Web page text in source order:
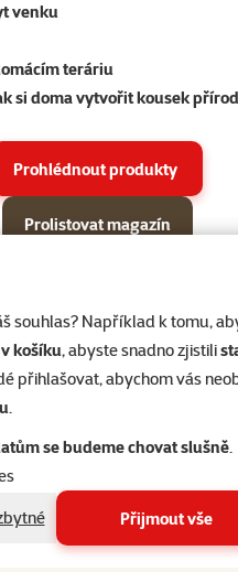
souhlas? Například k tomu,
košíku, abyste snadno zjistili
přihlašovat, abychom vás
.
se budeme chovat slušně.
Přijmout vše
venku
teráriu
si doma vytvořit kousek
Prohlédnout produkty
Prolistovat magazín
Podkategorie
Psi
Ptáci